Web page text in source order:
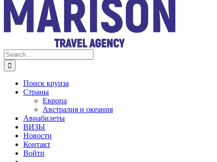
Search
for:
Поиск круиза
Страны
Европа
Австралия и океания
Авиабилеты
ВИЗЫ
Новости
Контакт
Войти